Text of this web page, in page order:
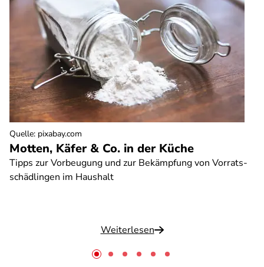
Motten, Käfer & Co. in der Küche
Tipps zur Vorbeugung und zur Bekämpfung von Vorrats-
schädlingen im Haushalt
Weiterlesen
Quelle: pixabay.com